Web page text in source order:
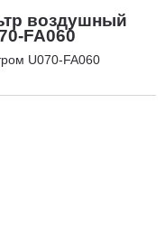
воздушный
FA060
U070-FA060